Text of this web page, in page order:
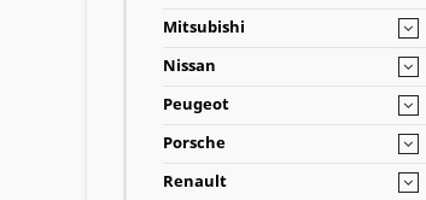
Mitsubishi
Nissan
Peugeot
Porsche
Renault